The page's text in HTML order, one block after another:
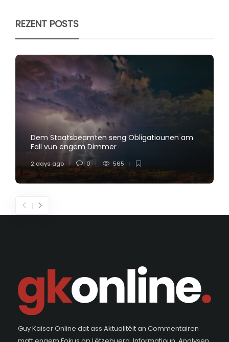
REZENT POSTS
Dem Staatsbeamten seng Obligatiounen am
Fall vun engem Dimmer
2 days ago 0 565
Guy Kaiser Online dat ass Aktualitéit an Commentairen